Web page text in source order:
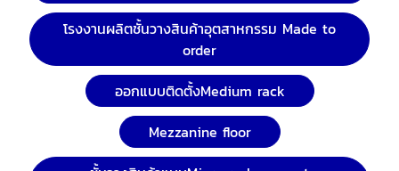
โรงงานผลิตชั้นวางสินค้าอุตสาหกรรม Made to
order
ออกแบบติดตั้งMedium rack
Mezzanine floor